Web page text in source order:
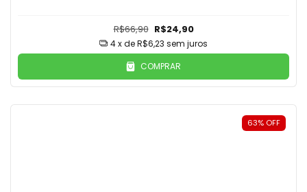
R$66,90 R$24,90
4x deR$6,23 sem juros
COMPRAR
63% OFF